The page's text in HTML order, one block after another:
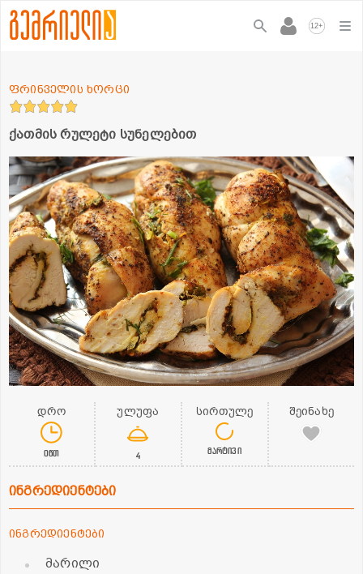
12+
ქათმის რულეტი სუნელებით
ფრინველის ხორცი
დრო
0წთ
ულუფა
4
სირთულე
მარტივი
შეინახე
ინგრედიენტები
ინგრედიენტები
მარილი